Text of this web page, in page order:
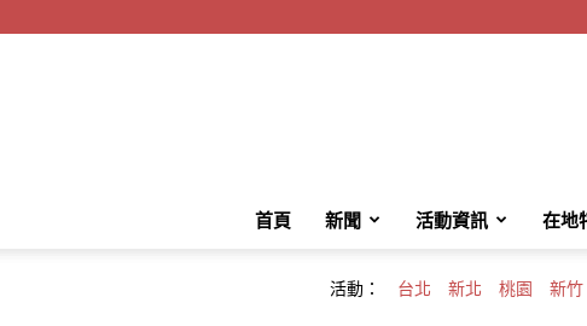
首頁 新聞 活動資訊 在地
活動： 台北 新北 桃園 新竹